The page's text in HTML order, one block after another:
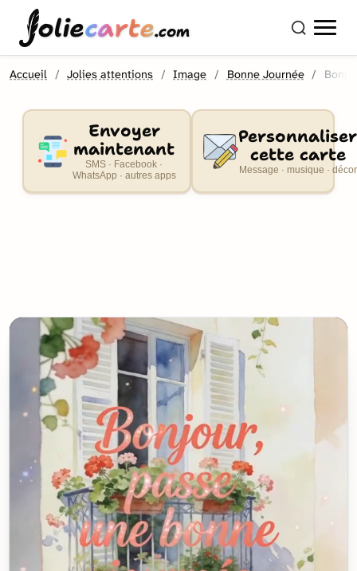
oliecarte.com
Accueil Jolies attentions Image Bonne Journée
Envoyer
maintenant
SMS · Facebook ·
WhatsApp · autres apps
Personnaliser
cette carte
Message · musique · décor